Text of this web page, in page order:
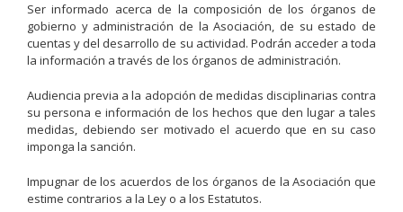
Ser informado acerca de la composición de los órganos de
gobierno y administración de la Asociación, de su estado de
cuentas y del desarrollo de su actividad. Podrán acceder a toda
la información a través de los órganos de administración.
Audiencia previa a la adopción de medidas disciplinarias contra
su persona e información de los hechos que den lugar a tales
medidas, debiendo ser motivado el acuerdo que en su caso
imponga la sanción.
Impugnar de los acuerdos de los órganos de la Asociación que
estime contrarios a la Ley o a los Estatutos.